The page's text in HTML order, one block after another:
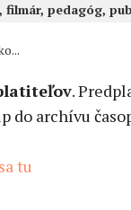
pedagóg,
.
do archívu
tu